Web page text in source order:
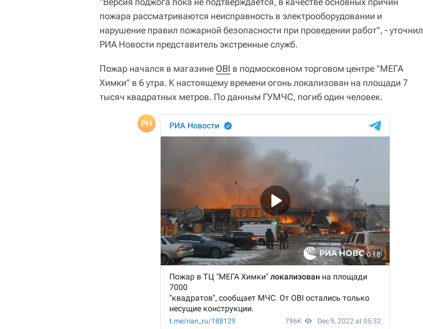
пожара рассматриваются неисправность в электрооборудовании и
нарушение правил пожарной безопасности при проведении работ", - уточнил
РИА Новости представитель экстренные служб.
Пожар начался в магазине OBI в подмосковном торговом центре "МЕГА
Химки" в 6 утра. К настоящему времени огонь локализован на площади 7
тысяч квадратных метров. По данным ГУМЧС, погиб один человек.